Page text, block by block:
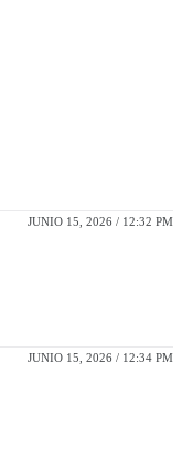
JUNIO 15, 2026 / 12:32 PM
JUNIO 15, 2026 / 12:34 PM